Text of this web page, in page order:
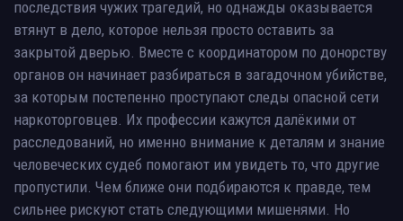
последствия чужих трагедий, но однажды оказывается
втянут в дело, которое нельзя просто оставить за
закрытой дверью. Вместе с координатором по донорству
органов он начинает разбираться в загадочном убийстве,
за которым постепенно проступают следы опасной сети
наркоторговцев. Их профессии кажутся далёкими от
расследований, но именно внимание к деталям и знание
человеческих судеб помогают им увидеть то, что другие
пропустили. Чем ближе они подбираются к правде, тем
сильнее рискуют стать следующими мишенями. Но